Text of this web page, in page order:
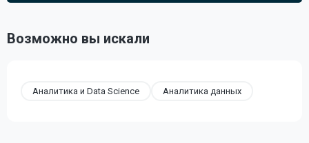
Возможно вы искали
Аналитика и Data Science Аналитика данных